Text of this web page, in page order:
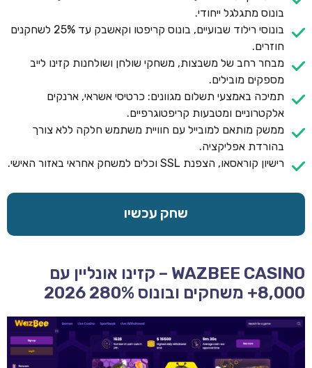
בונוס מתגלגל ייחודי.
בונוסי רילוד שבועיים, בונוס קריפטו וקאשבק עד 25% לשחקנים
חוזרים.
מבחר רחב של משבצות, משחקי שולחן ושולחנות קזינו לייב
מספקים מובילים.
תמיכה באמצעי תשלום מגוונים: כרטיסי אשראי, ארנקים
אלקטרוניים ומטבעות קריפטוגרפיים.
ממשק מותאם למובייל עם חוויית משתמש חלקה ללא צורך
בהורדת אפליקציה.
רישיון קוראסאו, הצפנת SSL וכלים למשחק אחראי באזור האישי.
שחק עכשיו
WAZBEE CASINO – קזינו אונליין עם
8,000+ משחקים ובונוס 280% 2026